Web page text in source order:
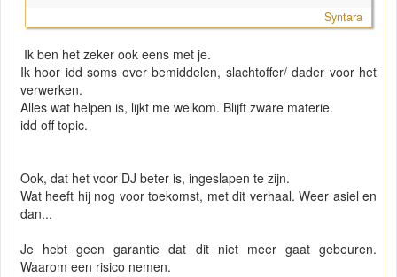
Syntara
Ik ben het zeker ook eens met je.
Ik hoor idd soms over bemiddelen, slachtoffer/ dader voor het
verwerken.
Alles wat helpen is, lijkt me welkom. Blijft zware materie.
idd off topic.
Ook, dat het voor DJ beter is, ingeslapen te zijn.
Wat heeft hij nog voor toekomst, met dit verhaal. Weer asiel en
dan...
Je hebt geen garantie dat dit niet meer gaat gebeuren.
Waarom een risico nemen.